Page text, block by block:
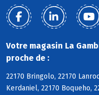
Votre magasin La
proche de :
22170 Bringolo, 22170
Kerdaniel, 22170 Boqueho,